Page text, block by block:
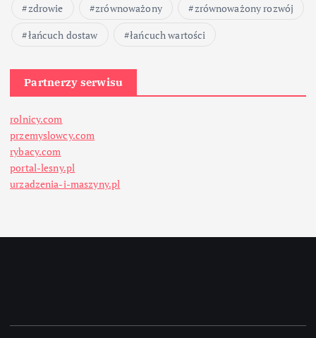
zdrowie
zrównoważony
zrównoważony rozwój
łańcuch dostaw
łańcuch wartości
Partnerzy serwisu
rolnicy.com
przemyslowcy.com
rybacy.com
portal-lesny.pl
urzadzenia-i-maszyny.pl